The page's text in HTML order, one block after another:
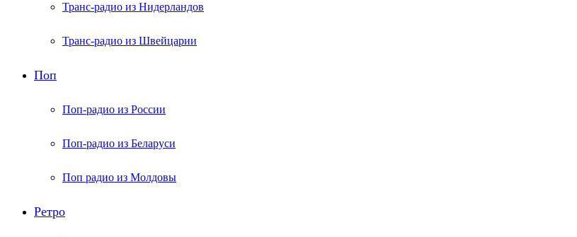
Транс-радио из Нидерландов
Транс-радио из Швейцарии
Поп
Поп-радио из России
Поп-радио из Беларуси
Поп радио из Молдовы
Ретро